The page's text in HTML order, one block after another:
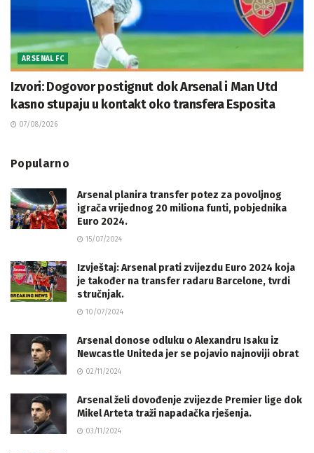
ARSENAL FC
Izvori: Dogovor postignut dok Arsenal i Man Utd
kasno stupaju u kontakt oko transfera Esposita
07/08/2026
Popularno
Arsenal planira transfer potez za povoljnog
igrača vrijednog 20 miliona funti, pobjednika
Euro 2024.
15/07/2024
Izvještaj: Arsenal prati zvijezdu Euro 2024 koja
je također na transfer radaru Barcelone, tvrdi
stručnjak.
10/07/2024
Arsenal donose odluku o Alexandru Isaku iz
Newcastle Uniteda jer se pojavio najnoviji obrat
02/11/2024
Arsenal želi dovođenje zvijezde Premier lige dok
Mikel Arteta traži napadačka rješenja.
03/11/2024